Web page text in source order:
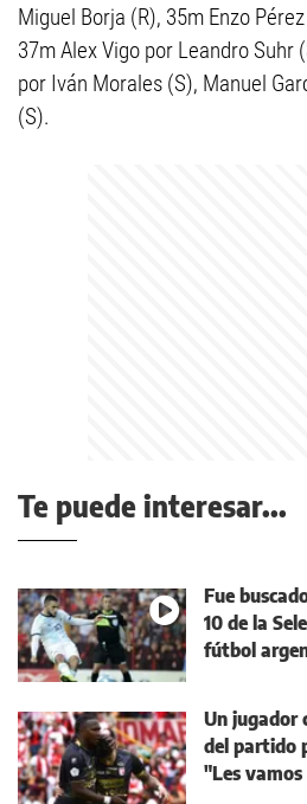
Miguel Borja (R), 35m Enzo
37m Alex Vigo por Leandro Suhr
por Iván Morales (S), Manuel
(S).
Te puede interesar...
Fue
10 de la
fútbol
Un jugador
del partido
"Les